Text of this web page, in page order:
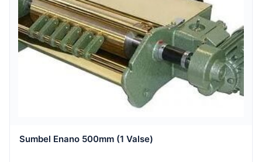
Sumbel Enano 500mm (1 Valse)